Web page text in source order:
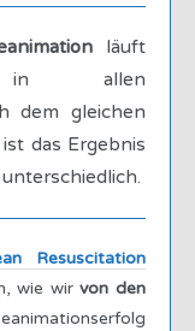
läuft
in allen
dem gleichen
das Ergebnis
Resuscitation
wie wirvon den